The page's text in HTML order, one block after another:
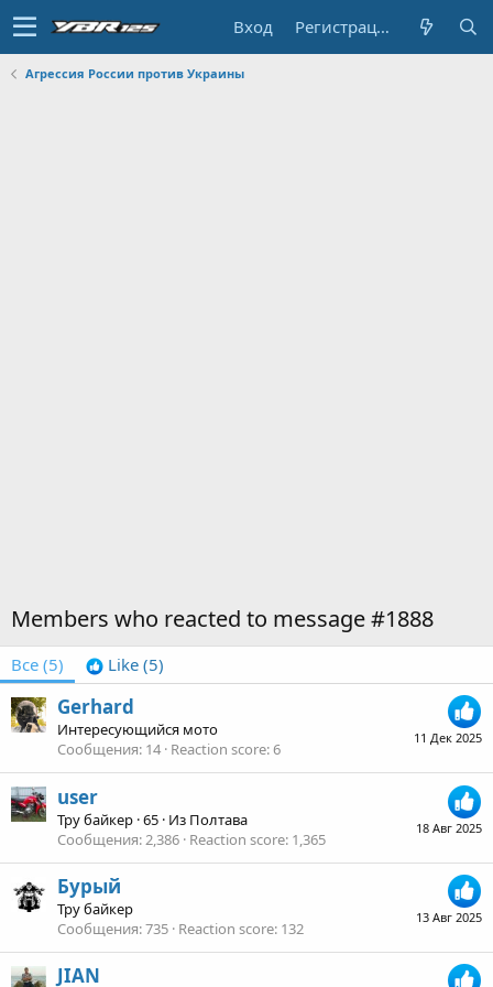
Вход Регистрация
Агрессия России против Украины
Members who reacted to message #1888
Все (5) Like (5)
11 Дек 2025
Gerhard
Интересующийся мото
Сообщения 14 Reaction score 6
18 Авг 2025
user
Тру байкер ·65 · Из Полтава
Сообщения 2,386 Reaction score 1,365
13 Авг 2025
Бурый
Тру байкер
Сообщения 735 Reaction score 132
JIAN